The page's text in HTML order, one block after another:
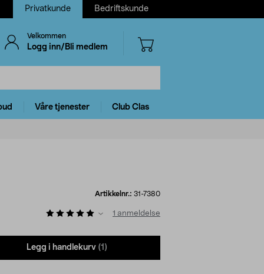
Privatkunde Bedriftskunde
Velkommen
Logg inn/Bli medlem
Våre tjenester Club Clas
Artikkelnr.: 31-7380
1 anmeldelse
Legg i handlekurv (1)